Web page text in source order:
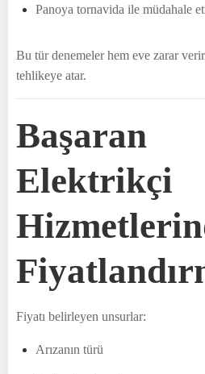
Panoya tornavida ile müdahale
Bu tür denemeler hem eve zarar
tehlikeye atar.
Başaran
Elektrikçi
Fiyatı belirleyen unsurlar:
Arızanın türü